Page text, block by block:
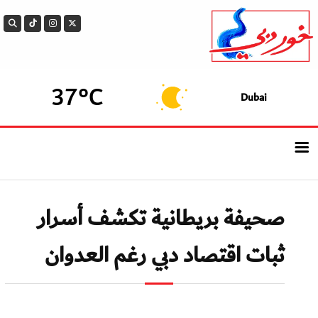
Dubai
37°C
الرئيسيــة
أحدث الأخبار
سوالف الدار
صحيفة بريطانية تكشف أسرار
ثبات اقتصاد دبي رغم العدوان